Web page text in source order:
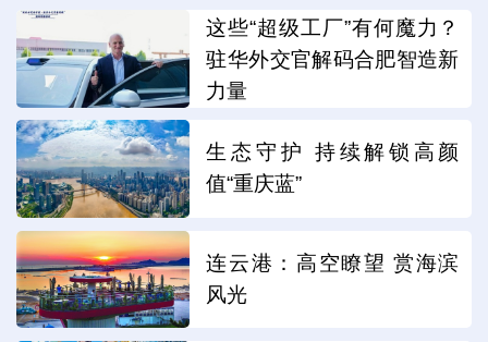
这些“超级工厂”有何魔力？
驻华外交官解码合肥智造新
力量
生态守护 持续解锁高颜
值“重庆蓝”
连云港：高空瞭望 赏海滨
风光